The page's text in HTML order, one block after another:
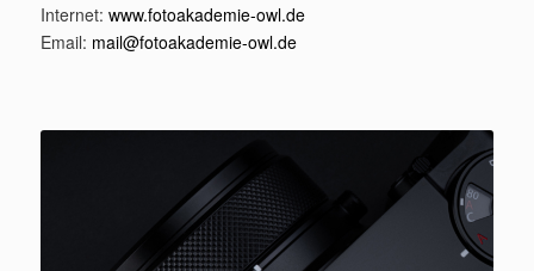
Internet: www.fotoakademie-owl.de
Email: mail@fotoakademie-owl.de